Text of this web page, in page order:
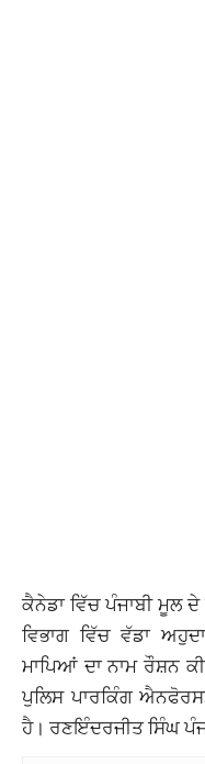
ਕੈਨੇਡਾ ਵਿੱਚ ਪੰਜਾਬੀ ਮੂਲ
ਵਿਭਾਗ ਵਿੱਚ ਵੱਡਾ
ਮਾਪਿਆਂ ਦਾ ਨਾਮ ਰੌਸ਼ਨ
ਪੁਲਿਸ ਪਾਰਕਿੰਗ
ਹੈ। ਰਣਇੰਦਰਜੀਤ ਸਿੰਘ